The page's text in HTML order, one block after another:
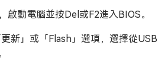
啟動電腦並按Del或F2進入BIOS。
新」或「Flash」選項，選擇從USB